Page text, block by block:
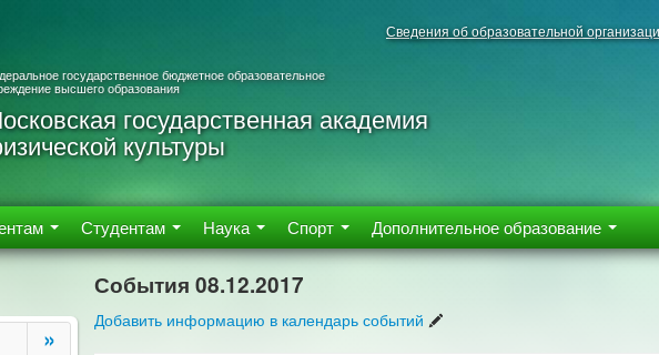
Сведения об образовательной
государственное бюджетное образовательное
высшего образования
государственная академия
культуры
Студентам Наука Спорт Дополнительное образование
»
События 08.12.2017
Добавить информацию в календарь событий